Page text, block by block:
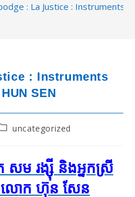
: La Justice : Instruments
: Instruments
SEN
uncategorized
ម រង្ស៊ី និង​អ្នកស្រី
លោក ហ៊ុន សែន